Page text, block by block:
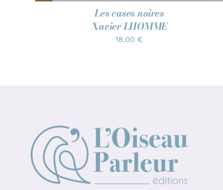
Les cases noires
Xavier LHOMME
18.00 €